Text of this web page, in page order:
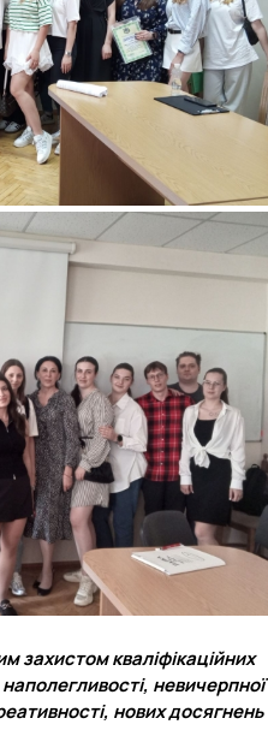
захистом кваліфікаційних
невичерпної
нових досягнень